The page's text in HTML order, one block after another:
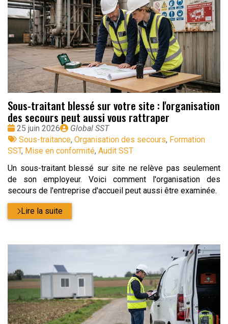
Sous-traitant blessé sur votre site : l'organisation
des secours peut aussi vous rattraper
Date
:
25 juin 2026
Publié
par
Global SST
Tags
:
Sous-traitance, Organisation des secours, Formation
SST, Mise en conformité, Audit SST
Un sous-traitant blessé sur site ne relève pas seulement
de son employeur. Voici comment l'organisation des
secours de l'entreprise d'accueil peut aussi être examinée.
Lire la suite